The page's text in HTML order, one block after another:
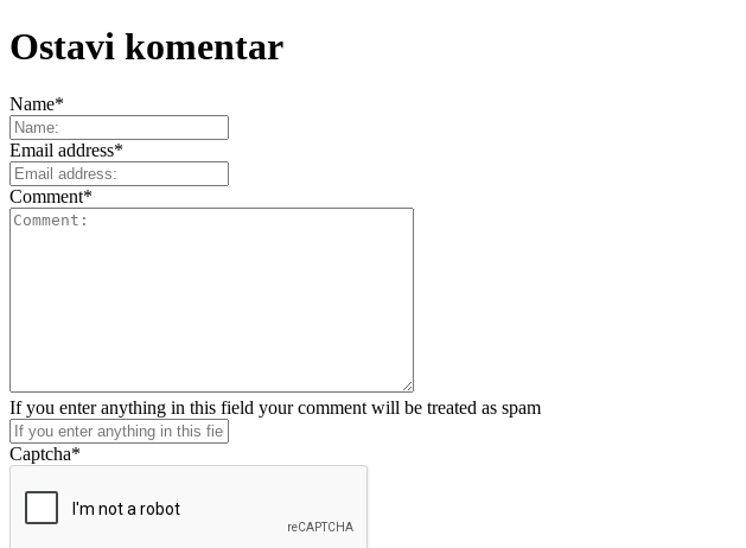
Ostavi komentar
Name*
Email address*
Comment*
If you enter anything in this field your comment will be treated as spam
Captcha*